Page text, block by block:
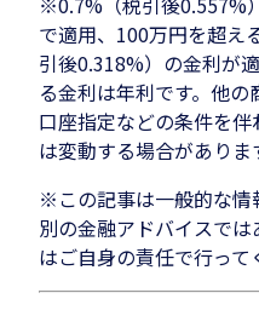
で適用、100万円を超え
引後0.318%）の金利が
る金利は年利です。他
口座指定などの条件を
は変動する場合がありま
※この記事は一般的な情
別の金融アドバイスで
はご自身の責任で行って